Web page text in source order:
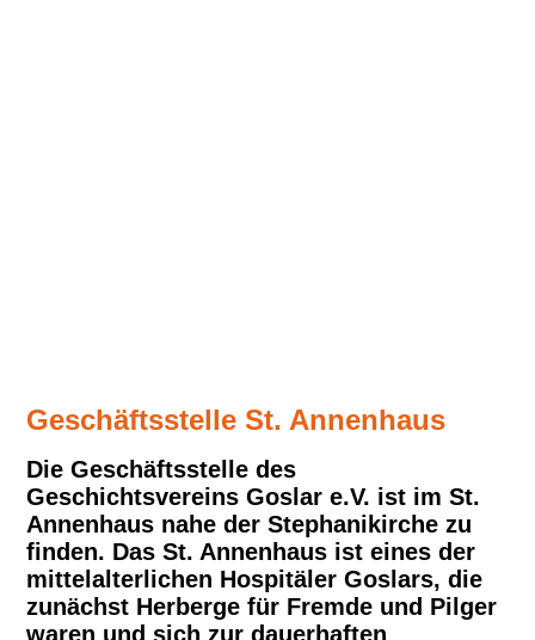
Geschäftsstelle St. Annenhaus
Die Geschäftsstelle des
Geschichtsvereins Goslar e.V. ist im St.
Annenhaus nahe der Stephanikirche zu
finden. Das St. Annenhaus ist eines der
mittelalterlichen Hospitäler Goslars, die
zunächst Herberge für Fremde und Pilger
waren und sich zur dauerhaften
Presse-Echo
Vortrags-Archiv